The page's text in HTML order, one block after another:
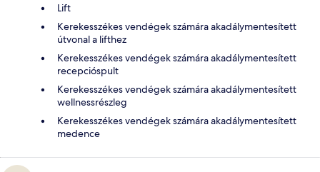
Lift
Kerekesszékes vendégek számára akadálymentesített
útvonal a lifthez
Kerekesszékes vendégek számára akadálymentesített
recepcióspult
Kerekesszékes vendégek számára akadálymentesített
wellnessrészleg
Kerekesszékes vendégek számára akadálymentesített
medence